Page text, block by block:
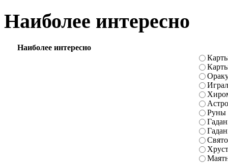
Наиболее интересно
Наиболее интересно
Руны